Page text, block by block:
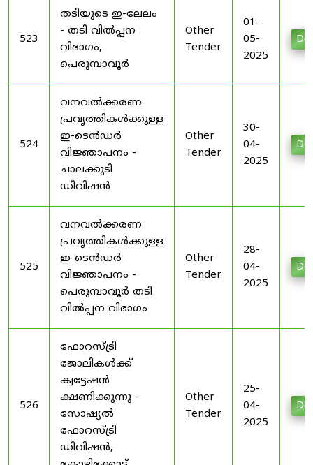
523
തടിയുടെ ഇ-ലേലം
- തടി വിൽപ്പന
വിഭാഗം,
പെരുമ്പാവൂർ
Other
Tender
01-
05-
2025
524
വനവൽക്കരണ
പ്രവൃത്തികൾക്കുള്ള
ഇ-ടെൻഡർ
വിജ്ഞാപനം -
ചാലക്കുടി
ഡിവിഷൻ
Other
Tender
30-
04-
2025
525
വനവൽക്കരണ
പ്രവൃത്തികൾക്കുള്ള
ഇ-ടെൻഡർ
വിജ്ഞാപനം -
പെരുമ്പാവൂർ തടി
വിൽപ്പന വിഭാഗം
Other
Tender
28-
04-
2025
526
ഫോറസ്ട്രി
ജോലികൾക്ക്
ക്വട്ടേഷൻ
ക്ഷണിക്കുന്നു -
സോഷ്യൽ
ഫോറസ്ട്രി
ഡിവിഷൻ,
Other
Tender
25-
04-
2025